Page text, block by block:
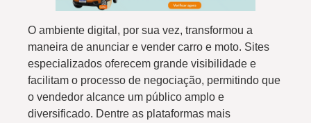
O ambiente digital, por sua vez, transformou a
maneira de anunciar e vender carro e moto. Sites
especializados oferecem grande visibilidade e
facilitam o processo de negociação, permitindo que
o vendedor alcance um público amplo e
diversificado. Dentre as plataformas mais